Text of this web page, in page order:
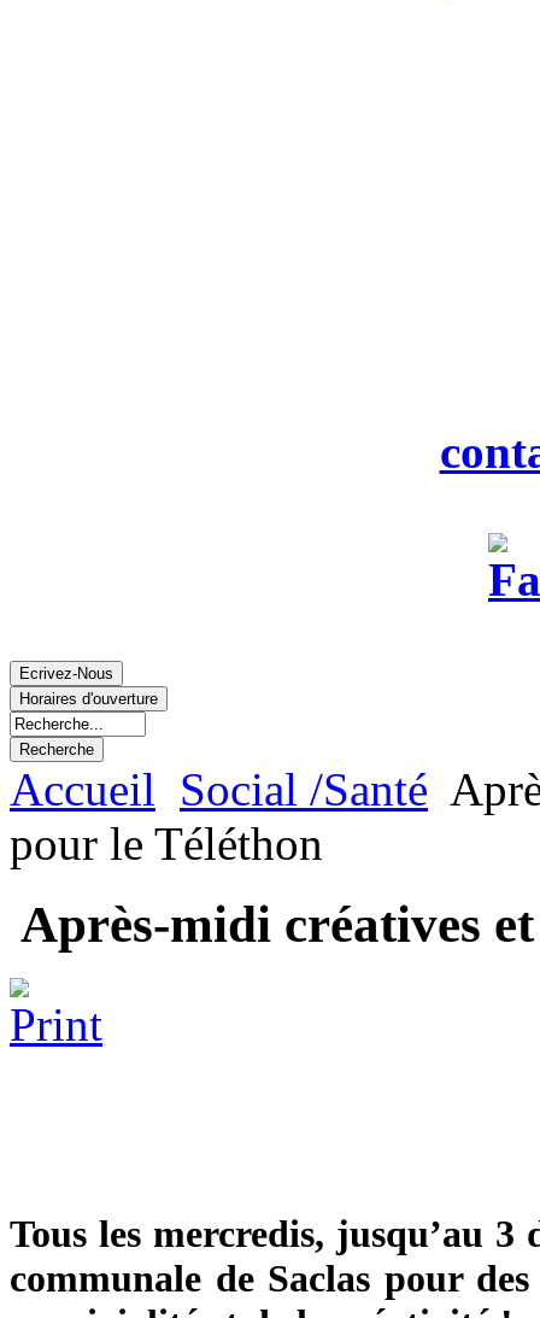
Accueil Social /Santé
pour le Téléthon
Après-midi créatives
Tous les mercredis, jusqu’au 3
communale de Saclas pour